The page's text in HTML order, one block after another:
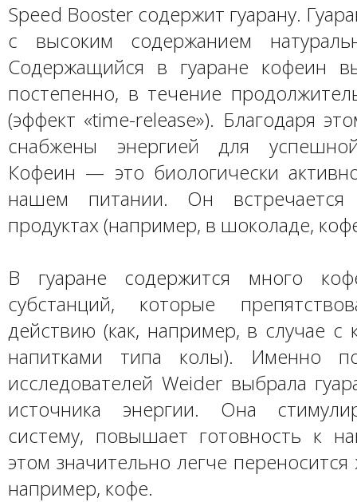
Speed Booster содержит гуарану.
с высоким содержанием
Содержащийся в гуаране кофеин
постепенно, в течение
(эффект «time-release»). Благодаря
снабжены энергией для
Кофеин — это биологически
нашем питании. Он
продуктах (например, в шоколаде,
В гуаране содержится много
субстанций, которые
действию (как, например, в случае с
напитками типа колы). Именно
исследователей Weider выбрала
источника энергии. Она
систему, повышает готовность к
этом значительно легче
например, кофе.